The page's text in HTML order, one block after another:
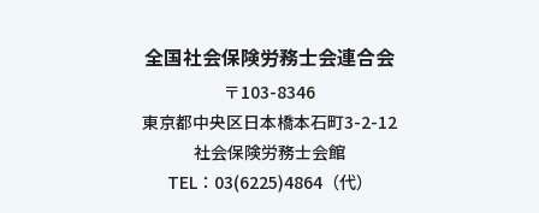
全国社会保険労務士会連合会
〒103-8346
東京都中央区日本橋本石町3-2-12
社会保険労務士会館
TEL：03(6225)4864（代）